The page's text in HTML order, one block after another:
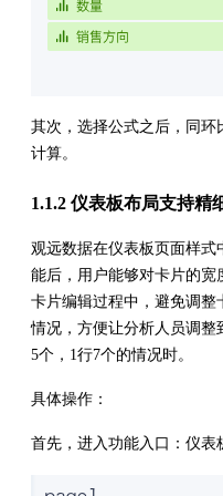
其次，选择公式之后，同
计算。
1.1.2 仪表板布局支持精
观远数据在仪表板页面样式
能后，用户能够对卡片的
卡片编辑过程中，避免调整
情况，方便让分析人员调
5个，1行7个的情况时。
具体操作：
首先，进入功能入口：仪表